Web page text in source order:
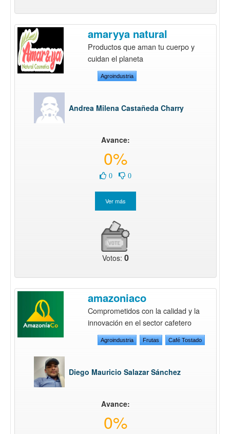
amaryya natural
Productos que aman tu cuerpo y
cuidan el planeta
Agroindustria
Andrea Milena Castañeda Charry
Avance:
0%
0 0
Votos: 0
amazoniaco
Comprometidos con la calidad y la
innovación en el sector cafetero
Agroindustria Frutas Café Tostado
Diego Mauricio Salazar Sánchez
Avance:
0%